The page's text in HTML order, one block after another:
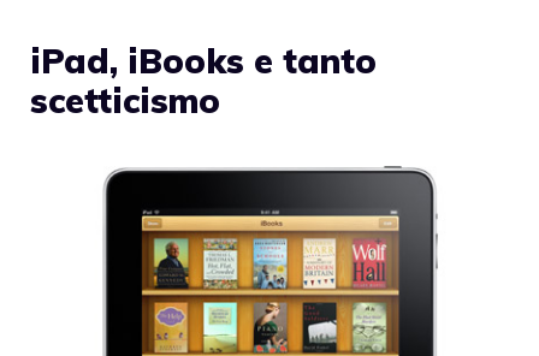
iPad, iBooks e tanto
scetticismo